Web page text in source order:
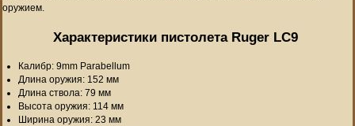
оружием.
Характеристики пистолета Ruger LC9
Калибр: 9mm Parabellum
Длина оружия: 152 мм
Длина ствола: 79 мм
Высота оружия: 114 мм
Ширина оружия: 23 мм